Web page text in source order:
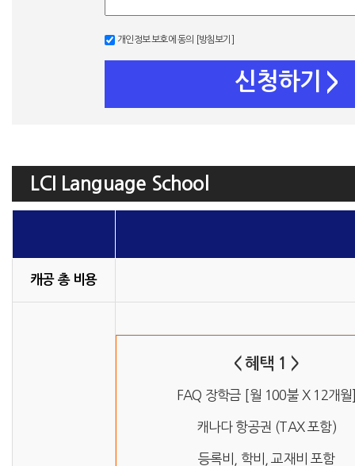
개인정보 보호에 동의 [방침보기]
신청하기 >
LCI Language School
캐공 총 비용
< 혜택 1 >
FAQ 장학금 [월 100불 X 12개월
캐나다 항공권 (TAX 포함)
등록비, 학비, 교재비 포함